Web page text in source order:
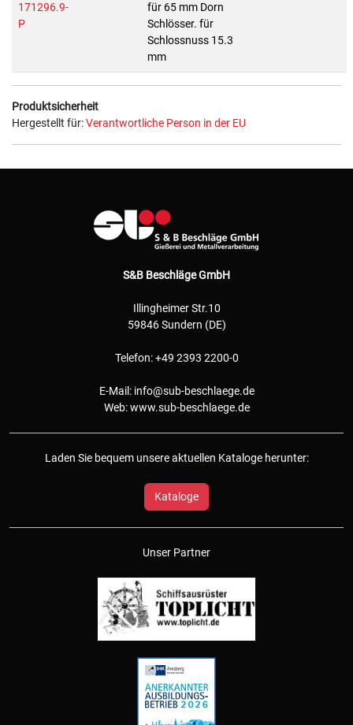
171296.9-
P
für 65 mm Dorn
Schlösser. für
Schlossnuss 15.3
mm
Produktsicherheit
Hergestellt für:Verantwortliche Person in der EU
S&B Beschläge GmbH
Illingheimer Str.10
59846 Sundern (DE)
Telefon: +49 2393 2200-0
E-Mail: info@sub-beschlaege.de
Web:www.sub-beschlaege.de
Laden Sie bequem unsere aktuellen Kataloge herunter:
Kataloge
Unser Partner